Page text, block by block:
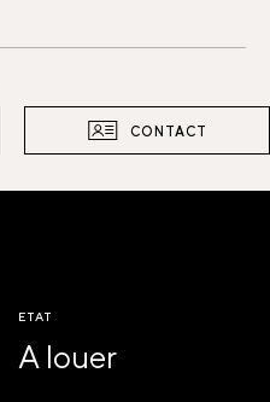
CONTACT
ETAT
A louer